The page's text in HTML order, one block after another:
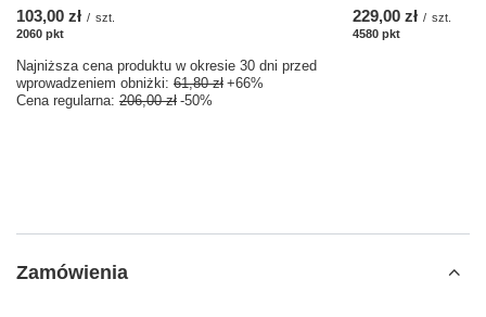
103,00 zł / szt.
2060 pkt
Najniższa cena produktu w okresie 30 dni przed
wprowadzeniem obniżki: 61,80 zł +66%
Cena regularna: 206,00 zł -50%
229,00 zł / szt.
4580 pkt
Zamówienia